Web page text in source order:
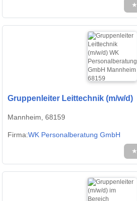
★
Gruppenleiter Leittechnik (m/w/d)
Mannheim, 68159
Firma:WK Personalberatung GmbH
★